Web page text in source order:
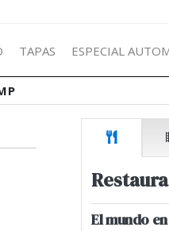
TAPAS ESPECIAL
El mundo